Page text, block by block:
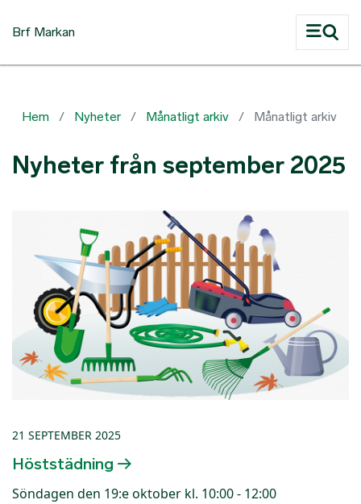
Brf Markan
Hem Nyheter Månatligt arkiv Månatligt arkiv
Nyheter från september 2025
21 SEPTEMBER 2025
Höststädning
Söndagen den 19:e oktober kl. 10:00 - 12:00